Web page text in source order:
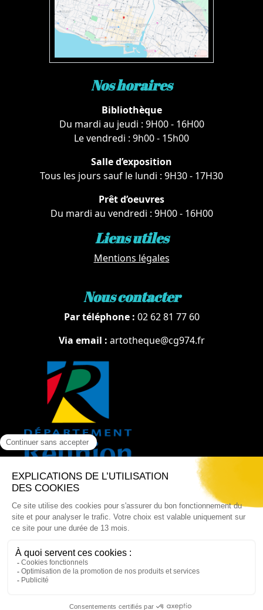
Nos horaires
Bibliothèque
Du mardi au jeudi : 9H00 - 16H00
Le vendredi : 9h00 - 15h00
Salle d’exposition
Tous les jours sauf le lundi : 9H30 - 17H30
Prêt d’oeuvres
Du mardi au vendredi : 9H00 - 16H00
Liens utiles
Mentions légales
Nous contacter
Par téléphone : 02 62 81 77 60
Via email : artotheque@cg974.fr